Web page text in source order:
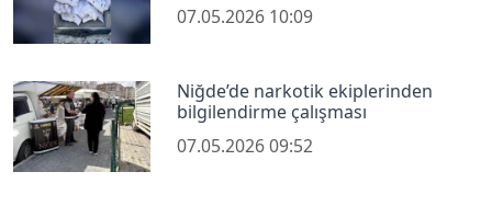
07.05.2026 10:09
Niğde’de narkotik ekiplerinden
bilgilendirme çalışması
07.05.2026 09:52